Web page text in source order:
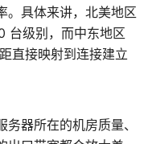
。具体来讲，北美地区
台级别，而中东地区
直接映射到连接建立
器所在的机房质量、